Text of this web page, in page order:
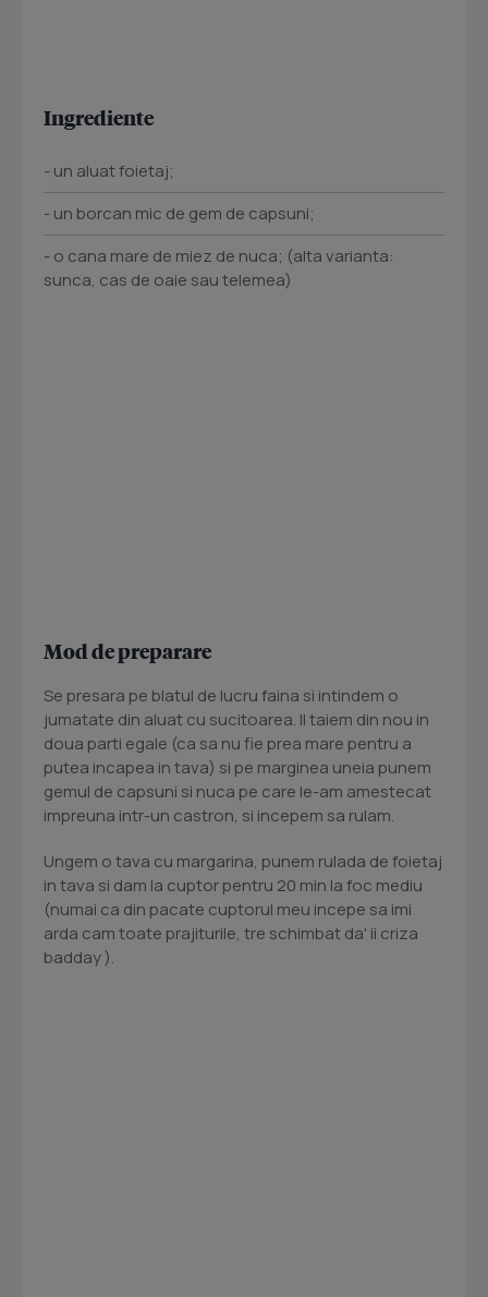
Ingrediente
- un aluat foietaj;
- un borcan mic de gem de capsuni;
- o cana mare de miez de nuca; (alta varianta:
sunca, cas de oaie sau telemea)
Mod de preparare
Se presara pe blatul de lucru faina si intindem o
jumatate din aluat cu sucitoarea. Il taiem din nou in
doua parti egale (ca sa nu fie prea mare pentru a
putea incapea in tava) si pe marginea uneia punem
gemul de capsuni si nuca pe care le-am amestecat
impreuna intr-un castron, si incepem sa rulam.
Ungem o tava cu margarina, punem rulada de foietaj
in tava si dam la cuptor pentru 20 min la foc mediu
(numai ca din pacate cuptorul meu incepe sa imi
arda cam toate prajiturile, tre schimbat da' ii criza
badday ).